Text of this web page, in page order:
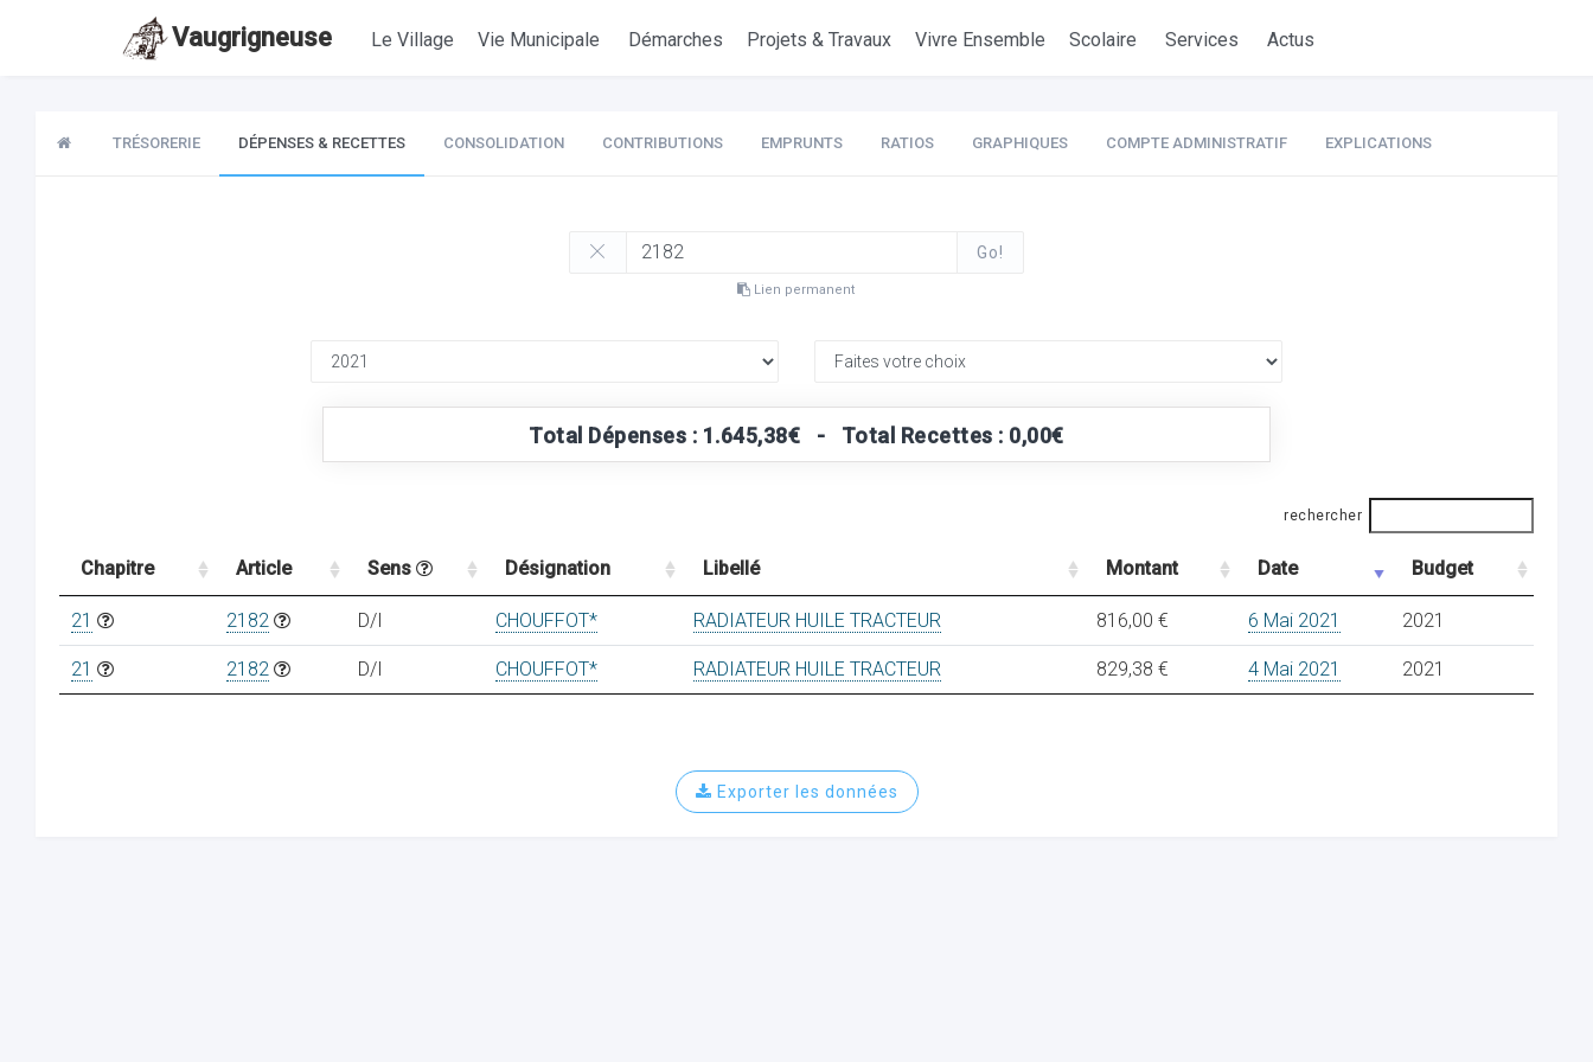
Vaugrigneuse Le Village Vie Municipale Démarches Projets & Travaux Vivre Ensemble Scolaire Services Actus
TRÉSORERIE DÉPENSES & RECETTES CONSOLIDATION CONTRIBUTIONS EMPRUNTS RATIOS GRAPHIQUES COMPTE ADMINISTRATIF EXPLICATIONS
Go!
Lien permanent
Total Dépenses : 1.645,38€ - Total Recettes : 0,00€
rechercher
Chapitre Article Sens Désignation Libellé Montant Date Budget
21 2182 D/I CHOUFFOT* RADIATEUR HUILE TRACTEUR 816,00 € 6 Mai 2021 2021
21 2182 D/I CHOUFFOT* RADIATEUR HUILE TRACTEUR 829,38 € 4 Mai 2021 2021
Exporter les données